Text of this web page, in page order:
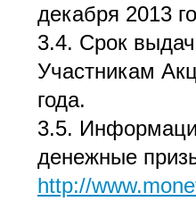
декабря 2013
3.4. Срок
Участникам
года.
3.5.
денежные
http://